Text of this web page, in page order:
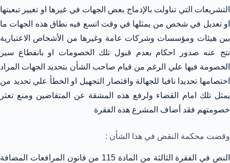
التشريعات التي تناولت بالإدماج بعض الجهات في غيرها او تغيير تبعيتها
او تعديل في شخص من يمثلها في وقت اتسع فيه نطاق هذه الجهات ما
بين هيئات ومؤسسات وشركات عامة وغيرها من الأشخاص الاعتبارية
نتج عنه صدور احكام بعدم قبول تلك الخصومات او بانقطاع سير
الخصومة فيها علي الرغم من قيام صاحب الشأن بتحديد الجهات المراد
اختصامها تحديدا نافيا للجهالة واقتصار التجهيل او الخطأ علي تحديد من
يمثل تلك امام القضاء ولرفع هذه المشقة عن المتقاضين ومنع تعثر
خصومتهم فقد أضاف المشرع هذه الفقرة
وقضت محكمة النقض في هذا الشأن :
النص في الفقرة الثالثة من المادة 115 من قانون المرافعات المضافة